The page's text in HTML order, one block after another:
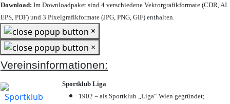
Download: Im Downloadpaket sind 4 verschiedene Vektorgrafikformate (CDR, AI
EPS, PDF) und 3 Pixelgrafikformate (JPG, PNG, GIF) enthalten.
×
×
Vereinsinformationen:
Sportklub Liga
1902 = als Sportklub „Liga“ Wien gegründet;